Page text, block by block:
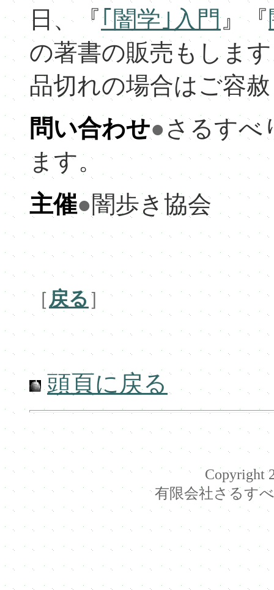
日、『｢闇学｣入門 』『
の著書の販売もしま
品切れの場合はご容
問い合わせ● さるすべ
ます。
主催●闇歩き協会
［戻る ］
頭頁に戻る
Copyright
有限会社さるす